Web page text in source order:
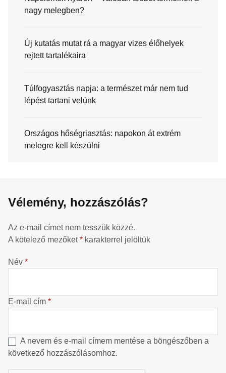
nagy melegben?
Új kutatás mutat rá a magyar vizes élőhelyek
rejtett tartalékaira
Túlfogyasztás napja: a természet már nem tud
lépést tartani velünk
Országos hőségriasztás: napokon át extrém
melegre kell készülni
Vélemény, hozzászólás?
Az e-mail címet nem tesszük közzé.
A kötelező mezőket* karakterrel jelöltük
Név *
E-mail cím *
A nevem és e-mail címem mentése a böngészőben a
következő hozzászólásomhoz.